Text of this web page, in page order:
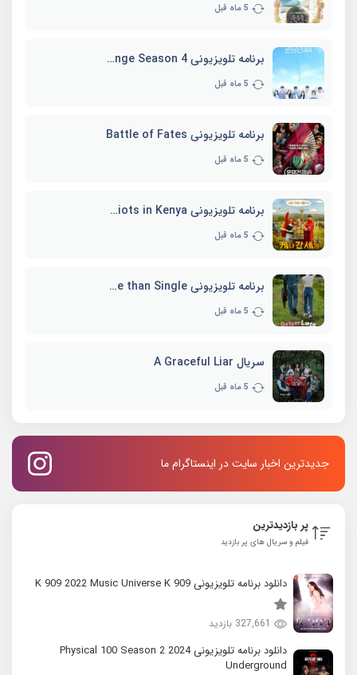
5 ماه قبل
برنامه تلویزیونی EXchange Season 4
5 ماه قبل
برنامه تلویزیونی Battle of Fates
5 ماه قبل
برنامه تلویزیونی Three Idiots in Kenya
5 ماه قبل
برنامه تلویزیونی Better Late than Single
5 ماه قبل
سریال A Graceful Liar
5 ماه قبل
جدیدترین اخبار سایت در اینستاگرام ما
پر بازدیدترین
فیلم و سریال های پر بازدید
دانلود برنامه تلویزیونی K 909 2022 Music Universe K 909
327,661 بازدید
دانلود برنامه تلویزیونی 2024 Physical 100 Season 2
Underground